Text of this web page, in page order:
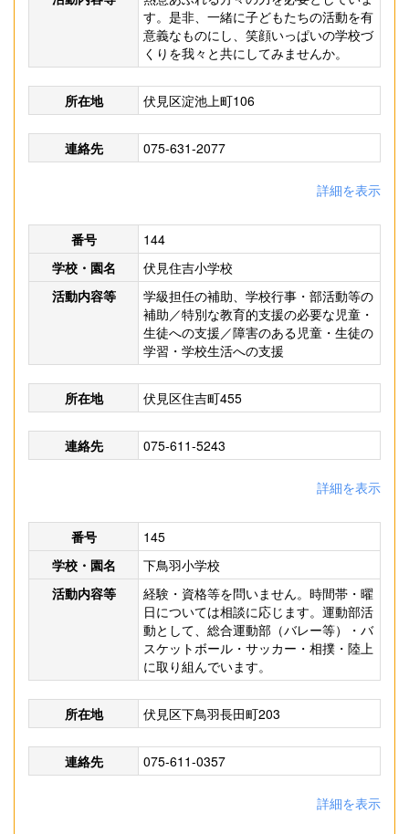
す。是非、一緒に子どもたちの活動を有
意義なものにし、笑顔いっぱいの学校づ
くりを我々と共にしてみませんか。
所在地 伏見区淀池上町106
連絡先 075-631-2077
詳細を表示
番号
144
学校・園名
伏見住吉小学校
活動内容等
学級担任の補助、学校行事・部活動等の
補助／特別な教育的支援の必要な児童・
生徒への支援／障害のある児童・生徒の
学習・学校生活への支援
所在地 伏見区住吉町455
連絡先 075-611-5243
詳細を表示
番号
145
学校・園名
下鳥羽小学校
活動内容等
経験・資格等を問いません。時間帯・曜
日については相談に応じます。運動部活
動として、総合運動部（バレー等）・バ
スケットボール・サッカー・相撲・陸上
に取り組んでいます。
所在地 伏見区下鳥羽長田町203
連絡先 075-611-0357
詳細を表示